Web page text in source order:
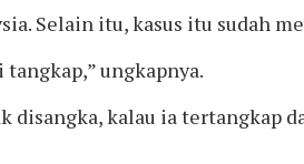
Selain itu, kasus itu sudah
ungkapnya.
kalau ia tertangkap